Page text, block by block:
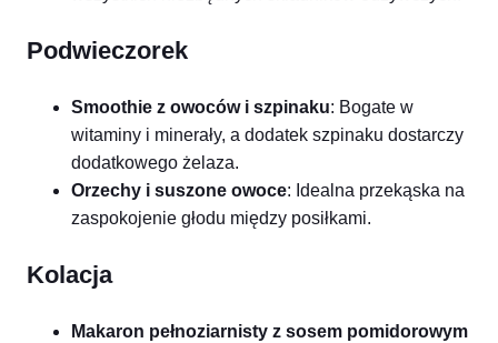
Podwieczorek
Smoothie z owoców i szpinaku: Bogate w
witaminy i minerały, a dodatek szpinaku dostarczy
dodatkowego żelaza.
Orzechy i suszone owoce: Idealna przekąska na
zaspokojenie głodu między posiłkami.
Kolacja
Makaron pełnoziarnisty z sosem pomidorowym